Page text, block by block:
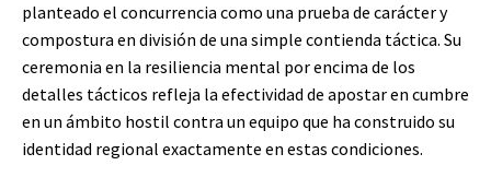
planteado el concurrencia como una prueba de carácter y
compostura en división de una simple contienda táctica. Su
ceremonia en la resiliencia mental por encima de los
detalles tácticos refleja la efectividad de apostar en cumbre
en un ámbito hostil contra un equipo que ha construido su
identidad regional exactamente en estas condiciones.